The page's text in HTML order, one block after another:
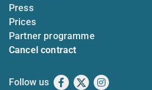
Press
Prices
Partner programme
Cancel contract
Follow us Facebook
X Instagram